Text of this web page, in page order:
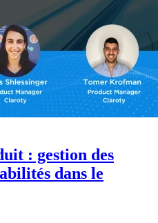
: gestion des
dans le